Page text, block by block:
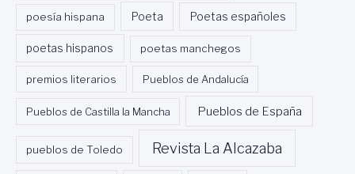
poesía hispana Poeta Poetas españoles
poetas hispanos poetas manchegos
premios literarios Pueblos de Andalucía
Pueblos de Castilla la Mancha Pueblos de España
pueblos de Toledo Revista La Alcazaba